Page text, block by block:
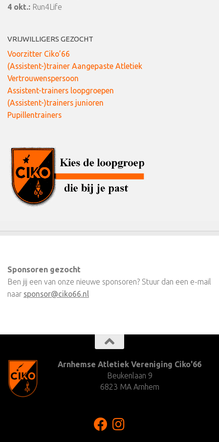
4 okt.: Run4Life
VRIJWILLIGERS GEZOCHT
Voorzitter Ciko’66
(Assistent-)trainer Aangepaste Atletiek
Vertrouwenspersoon
Assistent-trainers loopgroepen
(Assistent-)trainers junioren
Pupillentrainers
Sponsoren gezocht
Ben jij een van onze nieuwe sponsoren? Stuur dan een e-mail
naar sponsor@ciko66.nl
Arnhemse Atletiek Vereniging Ciko'66
Beukenlaan 9
6823 MA Arnhem